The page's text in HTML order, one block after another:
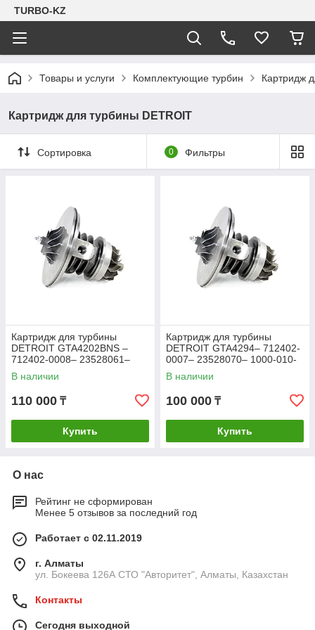
TURBO-KZ
Товары и услуги Комплектующие турбин Картридж
Картридж для турбины DETROIT
Сортировка 0 Фильтры
Картридж для турбины
DETROIT GTA4202BNS –
712402-0008– 23528061–
1000-010-515
В наличии
110 000 ₸
Купить
Картридж для турбины
DETROIT GTA4294– 712402-
0007– 23528070– 1000-010-
518
В наличии
100 000 ₸
Купить
О нас
Рейтинг не сформирован
Менее 5 отзывов за последний год
Работает с 02.11.2019
г. Алматы
ул. Бокеева 126А СТО "Авторитет", Алматы, Казахстан
Контакты
Сегодня выходной